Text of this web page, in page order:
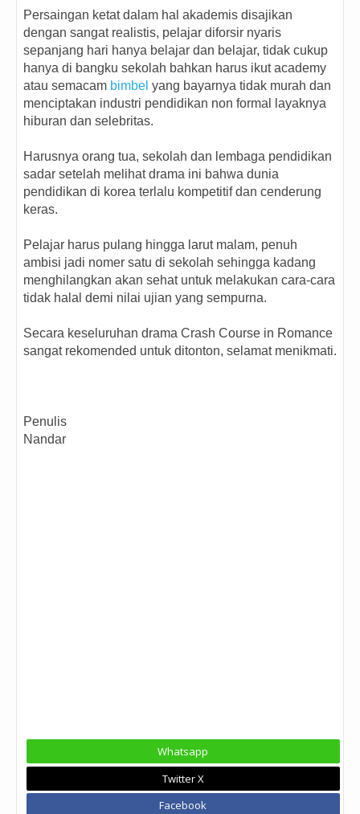
Persaingan ketat dalam hal akademis disajikan
dengan sangat realistis, pelajar diforsir nyaris
sepanjang hari hanya belajar dan belajar, tidak cukup
hanya di bangku sekolah bahkan harus ikut academy
atau semacam bimbel yang bayarnya tidak murah dan
menciptakan industri pendidikan non formal layaknya
hiburan dan selebritas.
Harusnya orang tua, sekolah dan lembaga pendidikan
sadar setelah melihat drama ini bahwa dunia
pendidikan di korea terlalu kompetitif dan cenderung
keras.
Pelajar harus pulang hingga larut malam, penuh
ambisi jadi nomer satu di sekolah sehingga kadang
menghilangkan akan sehat untuk melakukan cara-cara
tidak halal demi nilai ujian yang sempurna.
Secara keseluruhan drama Crash Course in Romance
sangat rekomended untuk ditonton, selamat menikmati.
Penulis
Nandar
Whatsapp
Twitter X
Facebook